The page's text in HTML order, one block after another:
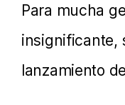
Para mucha
insignificante,
lanzamiento